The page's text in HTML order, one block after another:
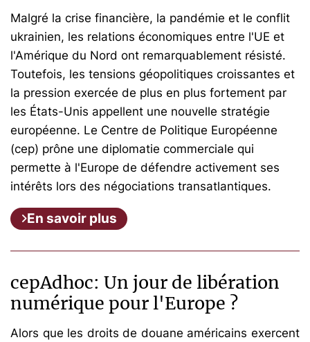
Malgré la crise financière, la pandémie et le conflit
ukrainien, les relations économiques entre l'UE et
l'Amérique du Nord ont remarquablement résisté.
Toutefois, les tensions géopolitiques croissantes et
la pression exercée de plus en plus fortement par
les États-Unis appellent une nouvelle stratégie
européenne. Le Centre de Politique Européenne
(cep) prône une diplomatie commerciale qui
permette à l'Europe de défendre activement ses
intérêts lors des négociations transatlantiques.
En savoir plus
cepAdhoc: Un jour de libération
numérique pour l'Europe ?
Alors que les droits de douane américains exercent